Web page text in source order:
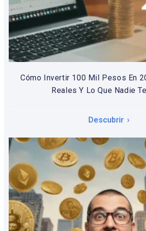
Cómo Invertir 100 Mil Pesos En
Reales Y Lo Que Nadie
Descubrir